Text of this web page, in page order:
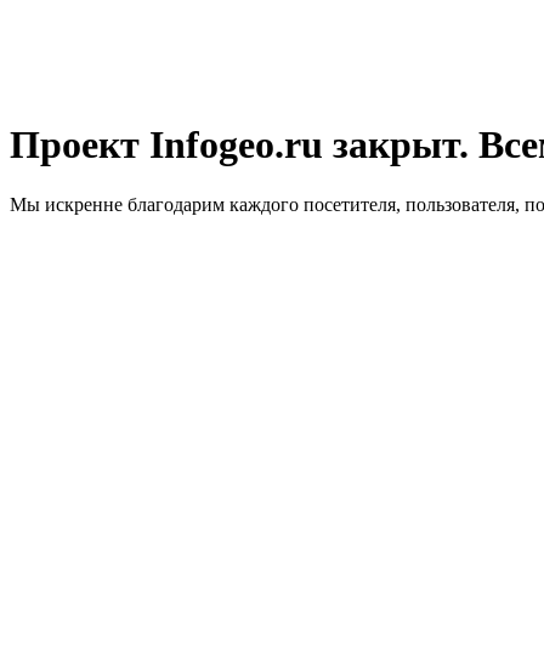
Проект Infogeo.ru закрыт.
Мы искренне благодарим каждого посетителя, пользователя,